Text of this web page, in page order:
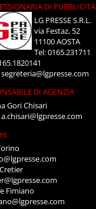
DI PUBBLICITÀ
LG PRESSE S.R.L.
via Festaz, 52
11100 AOSTA
Tel: 0165.231711
segreteria@lgpresse.com
DI AGENZIA
Gori Chisari
a.chisari@lgpresse.com
Fimiano